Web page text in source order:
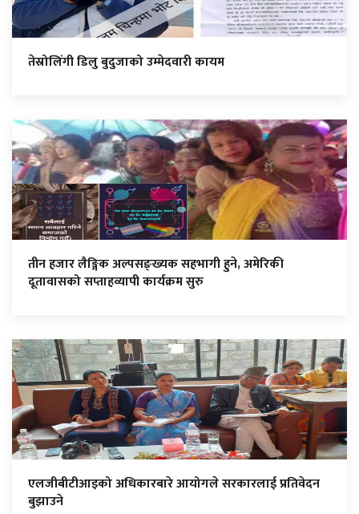
तेस्रोलिंगी डिलु बुदुजाको उम्मेदवारी कायम
तीन हजार लैङ्गिक अल्पसङ्ख्यक सहभागी हुने, अमेरिकी
दूतावासको सप्ताहव्यापी कार्यक्रम सुरु
एलजीबीटीआइको अधिकारबारे आयोगले सरकारलाई प्रतिवेदन
बुझाउने